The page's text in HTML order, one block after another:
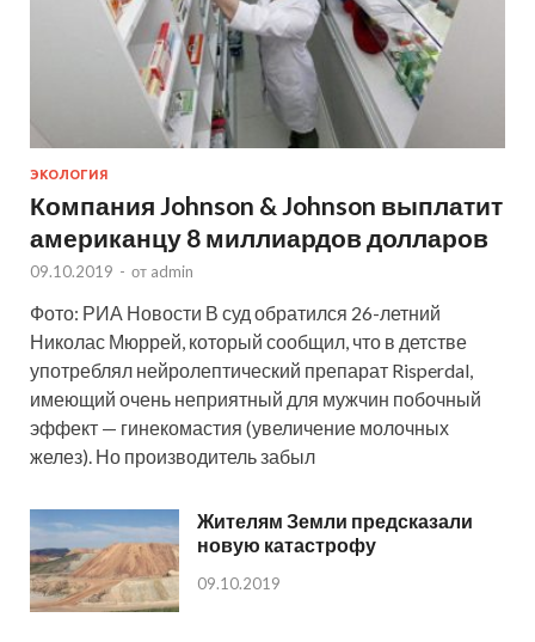
ЭКОЛОГИЯ
Компания Johnson & Johnson выплатит
американцу 8 миллиардов долларов
09.10.2019 - от admin
Фото: РИА Новости В суд обратился 26-летний
Николас Мюррей, который сообщил, что в детстве
употреблял нейролептический препарат Risperdal,
имеющий очень неприятный для мужчин побочный
эффект — гинекомастия (увеличение молочных
желез). Но производитель забыл
Жителям Земли предсказали
новую катастрофу
09.10.2019